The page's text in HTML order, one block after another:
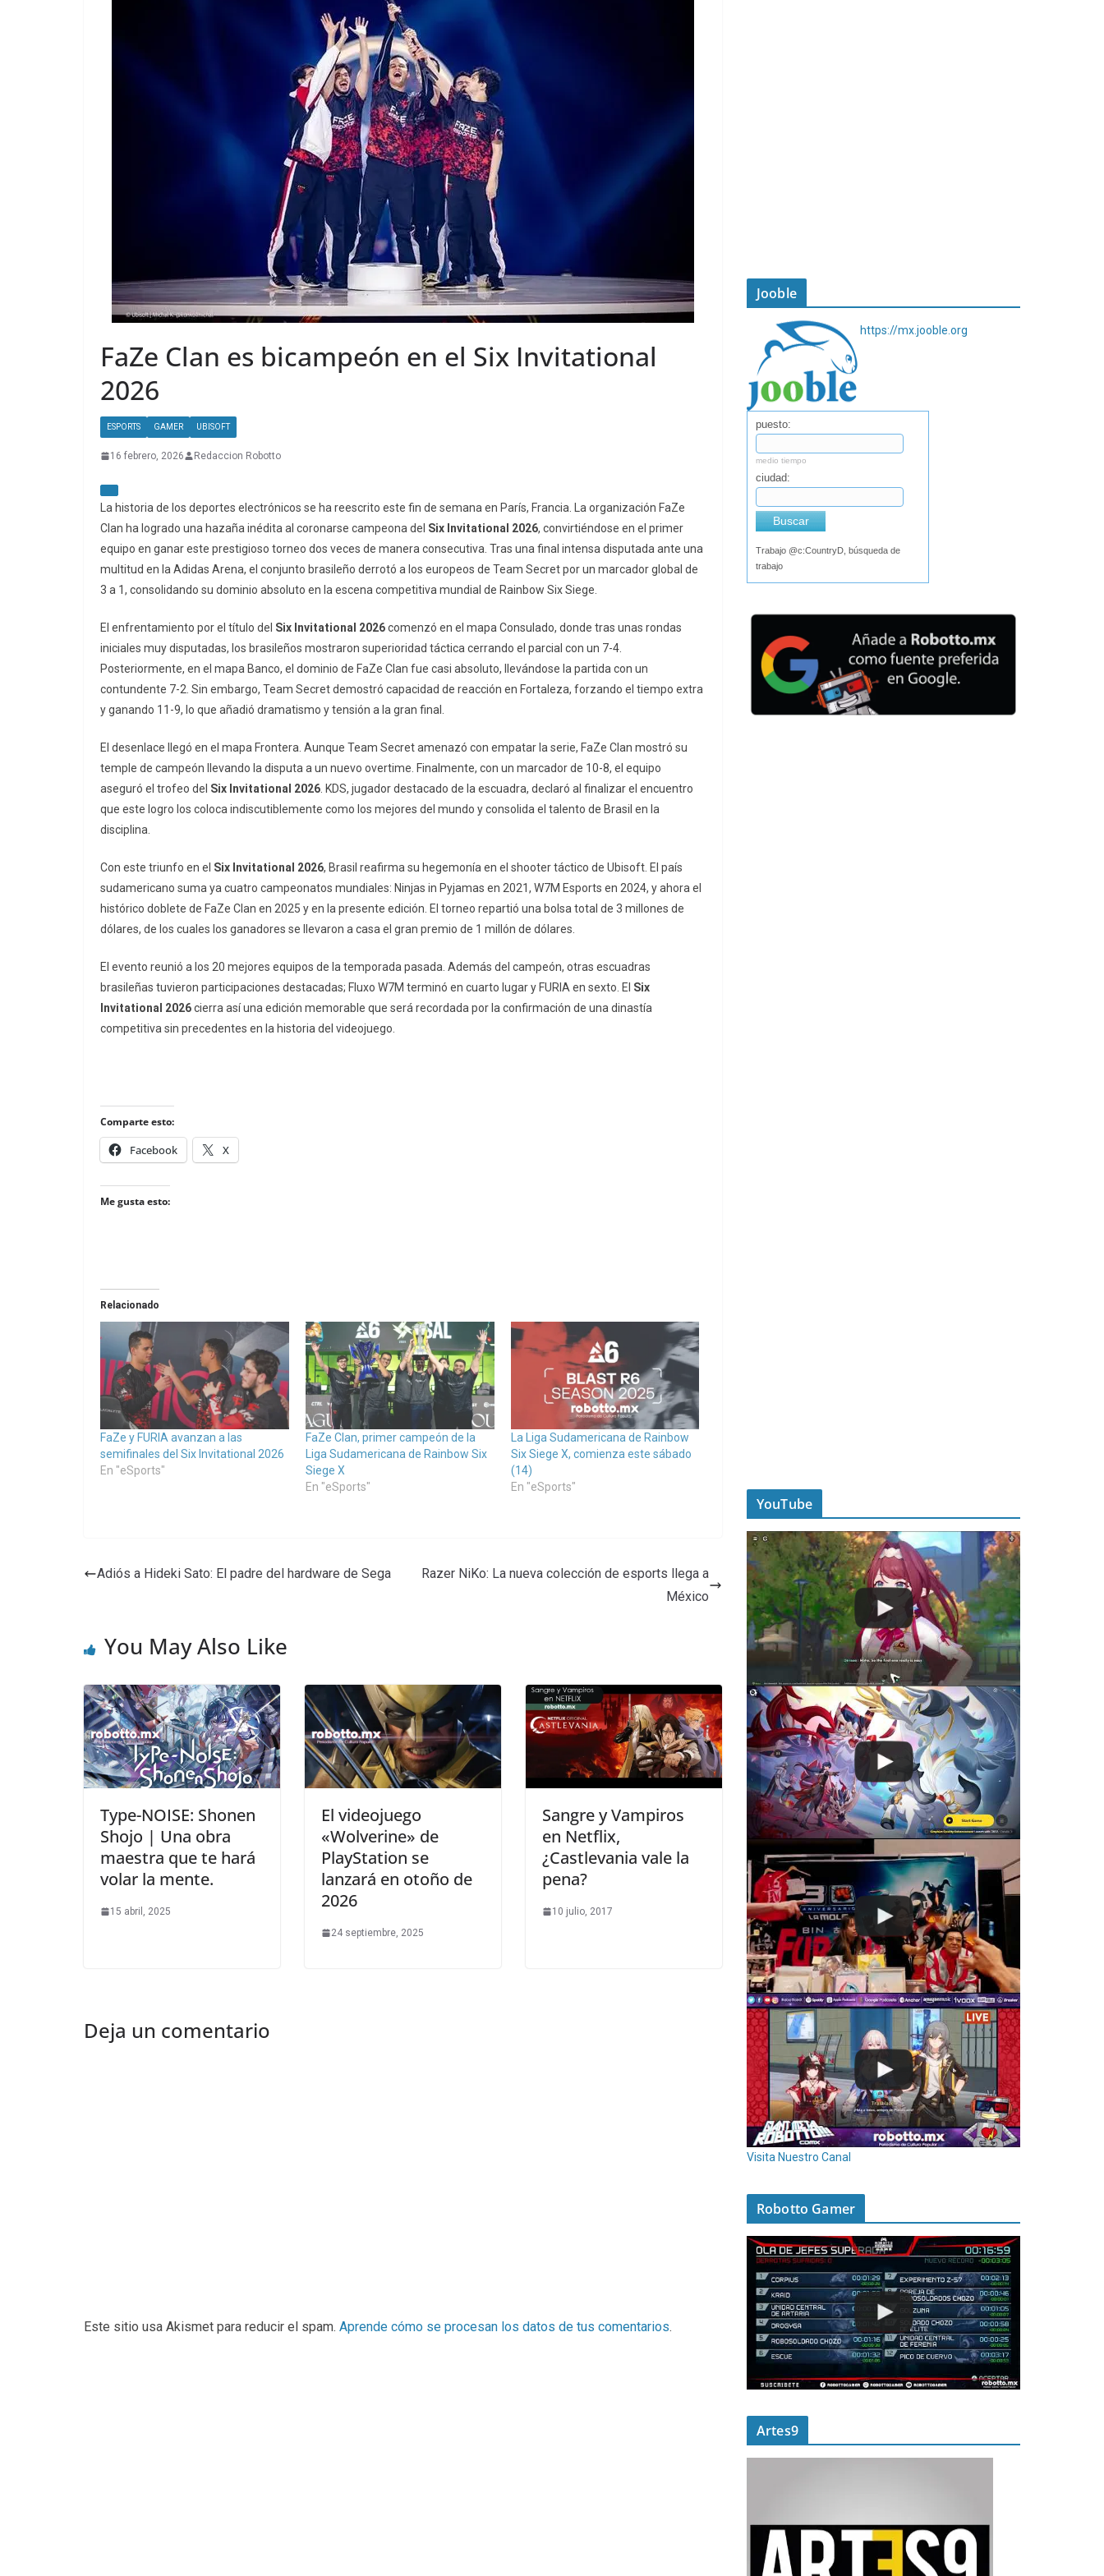
FaZe Clan es bicampeón en el Six Invitational
2026
ESPORTS GAMER UBISOFT
16 febrero, 2026 Redaccion Robotto
La historia de los deportes electrónicos se ha reescrito este fin de semana en París, Francia. La organización FaZe
Clan ha logrado una hazaña inédita al coronarse campeona del Six Invitational 2026, convirtiéndose en el primer
equipo en ganar este prestigioso torneo dos veces de manera consecutiva. Tras una final intensa disputada ante una
multitud en la Adidas Arena, el conjunto brasileño derrotó a los europeos de Team Secret por un marcador global de
3 a 1, consolidando su dominio absoluto en la escena competitiva mundial de Rainbow Six Siege
El enfrentamiento por el título del Six Invitational 2026comenzó en el mapa Consulado, donde tras unas rondas
iniciales muy disputadas, los brasileños mostraron superioridad táctica cerrando el parcial con un 7-4.
Posteriormente, en el mapa Banco, el dominio de FaZe Clan fue casi absoluto, llevándose la partida con un
contundente 7-2. Sin embargo, Team Secret demostró capacidad de reacción en Fortaleza, forzando el tiempo extra
y ganando 11-9, lo que añadió dramatismo y tensión a la gran final.
El desenlace llegó en el mapa Frontera. Aunque Team Secret amenazó con empatar la serie, FaZe Clan mostró su
temple de campeón llevando la disputa a un nuevo overtime . Finalmente, con un marcador de 10-8, el equipo
aseguró el trofeo del Six Invitational 2026 . KDS, jugador destacado de la escuadra, declaró al finalizar el encuentro
que este logro los coloca indiscutiblemente como los mejores del mundo y consolida el talento de Brasil en la
disciplina.
Con este triunfo en el Six Invitational 2026, Brasil reafirma su hegemonía en el shootertáctico de Ubisoft. El país
sudamericano suma ya cuatro campeonatos mundiales: Ninjas in Pyjamas en 2021, W7M Esports en 2024, y ahora el
histórico doblete de FaZe Clan en 2025 y en la presente edición. El torneo repartió una bolsa total de 3 millones de
dólares, de los cuales los ganadores se llevaron a casa el gran premio de 1 millón de dólares.
El evento reunió a los 20 mejores equipos de la temporada pasada. Además del campeón, otras escuadras
brasileñas tuvieron participaciones destacadas; Fluxo W7M terminó en cuarto lugar y FURIA en sexto. El Six
Invitational 2026cierra así una edición memorable que será recordada por la confirmación de una dinastía
competitiva sin precedentes en la historia del videojuego.
Comparte esto:
Facebook X
Me gusta esto:
Relacionado
FaZe y FURIA avanzan a las
semifinales del Six Invitational 2026
En "eSports"
FaZe Clan, primer campeón de la
Liga Sudamericana de Rainbow Six
Siege X
En "eSports"
La Liga Sudamericana de Rainbow
Six Siege X, comienza este sábado
(14)
En "eSports"
Adiós a Hideki Sato: El padre del hardware de Sega
Razer NiKo: La nueva colección de esports llega a
México
You May Also Like
Type-NOISE: Shonen
Shojo | Una obra
maestra que te hará
volar la mente.
15 abril, 2025
El videojuego
«Wolverine» de
PlayStation se
lanzará en otoño de
2026
24 septiembre, 2025
Sangre y Vampiros
en Netflix,
¿Castlevania vale la
pena?
10 julio, 2017
Deja un comentario
Este sitio usa Akismet para reducir el spam. Aprende cómo se procesan los datos de tus comentarios.
Jooble
https://mx.jooble.org
puesto:
medio tiempo
ciudad:
Buscar
Trabajo @c:CountryD, búsqueda de
trabajo
YouTube
Visita Nuestro Canal
Robotto Gamer
Artes9